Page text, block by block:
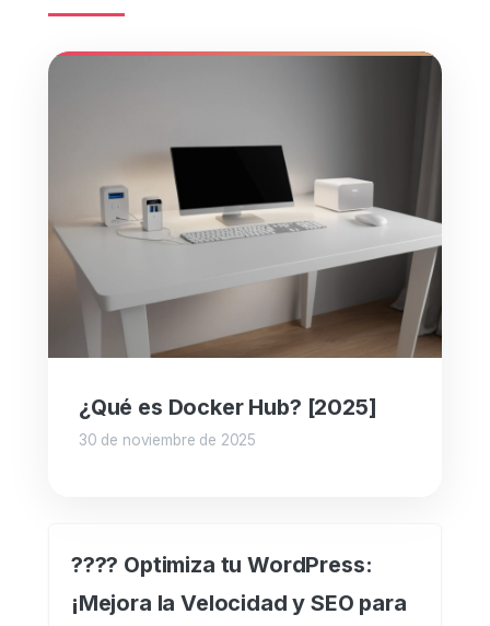
¿Qué es Docker Hub? [2025]
30 de noviembre de 2025
???? Optimiza tu WordPress:
¡Mejora la Velocidad y SEO para